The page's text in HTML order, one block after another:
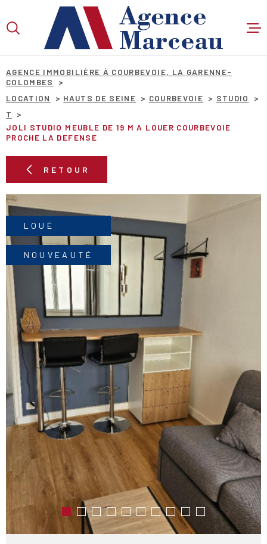
recherche
au
principal
au
AGENCE IMMOBILIÈRE À COURBEVOIE, LA GARENNE-
COLOMBES
LOCATION
HAUTS DE SEINE COURBEVOIE
STUDIO
T
JOLI STUDIO MEUBLE DE 19 M A LOUER COURBEVOIE
PROCHE LA DEFENSE
RETOUR
LOUÉ
NOUVEAUTÉ
VOTRE
RECHERCHE
D'OFFRE
LOCATION
VILLE
Budget
BUDGET
RECHERCHER